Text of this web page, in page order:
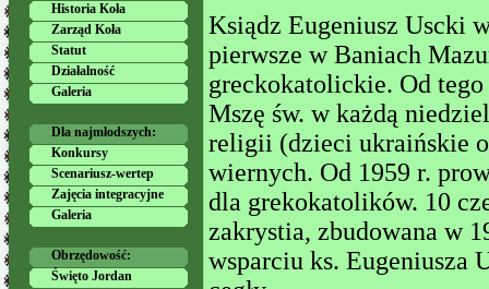
Historia Koła
Zarząd Koła
Statut
Działalność
Galeria
Dla najmłodszych:
Konkursy
Scenariusz-wertep
Zajęcia integracyjne
Galeria
Obrzędowość:
Święto Jordan
Ksiądz Eugeniusz Uscki
pierwsze w Baniach
greckokatolickie. Od tego
Mszę św. w każdą
religii (dzieci ukraińskie
wiernych. Od 1959 r.
dla grekokatolików. 10
zakrystia, zbudowana w
wsparciu ks. Eugeniusza